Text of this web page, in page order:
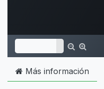
Más información